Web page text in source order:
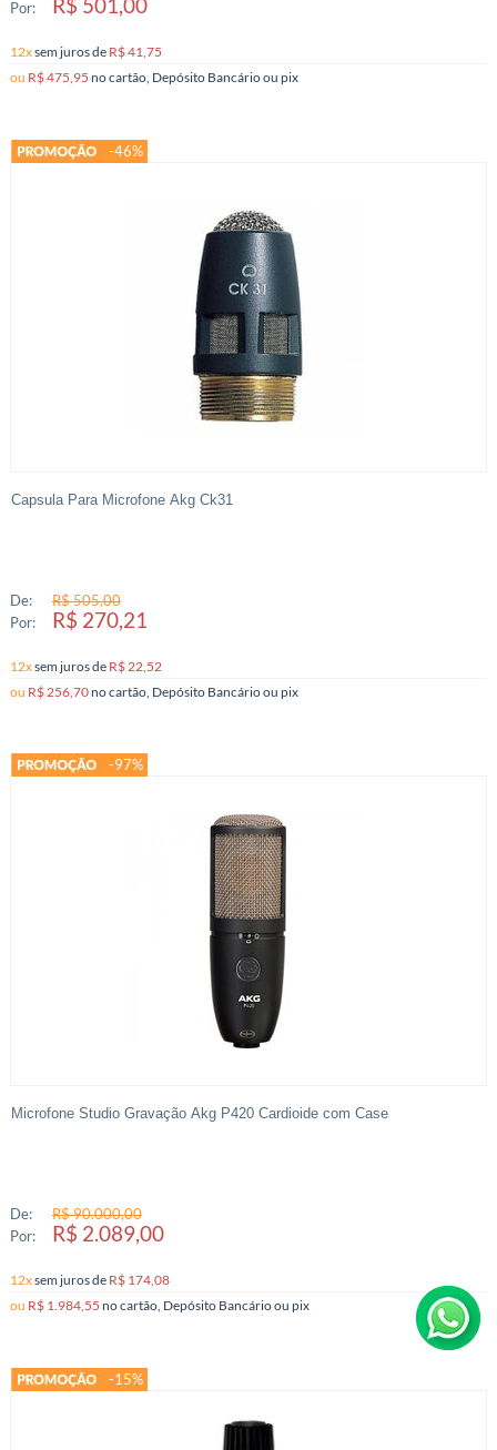
Por:
R$ 501,00
12xsem jurosde R$ 41,75
ou R$ 475,95 no cartão, Depósito Bancário ou pix
-46%
Capsula Para Microfone Akg Ck31
De:
R$ 505,00
Por:
R$ 270,21
12xsem jurosde R$ 22,52
ou R$ 256,70 no cartão, Depósito Bancário ou pix
-97%
Microfone Studio Gravação Akg P420 Cardioide com Case
De:
R$ 90.000,00
Por:
R$ 2.089,00
12xsem jurosde R$ 174,08
ou R$ 1.984,55 no cartão, Depósito Bancário ou pix
-15%